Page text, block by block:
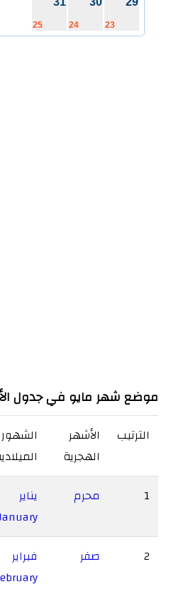
23
24
25
موضع شهر مايو في جدول
الترتيب
الأشهر
الهجرية
الشهور
1
محرم
يناير
2 صفر
فبراير